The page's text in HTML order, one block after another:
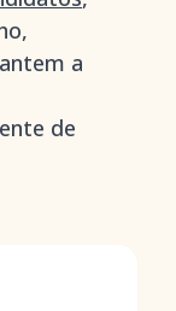
a
de